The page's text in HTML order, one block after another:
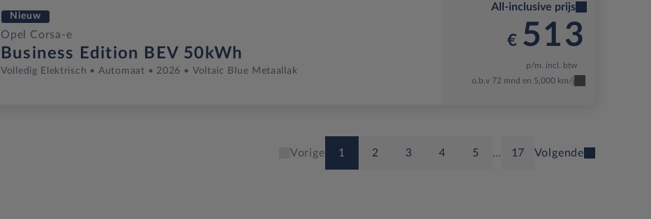
Nieuw
Opel Corsa-e
Business Edition BEV 50kWh
Volledig Elektrisch Automaat 2026 Voltaic Blue Metaallak
All-inclusive prijs
€ 513
p/m. incl. btw
o.b.v 72 mnd en 5,000 km/j
Vorige 1 2 3 4 5 … 17 Volgende